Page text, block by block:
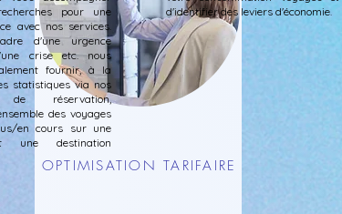
OPTIMISATION TARIFAIRE
pour une
avec nos services.
d'une urgence
crise etc. nous
fournir, à la
statistiques via nos
de réservation,
des voyages
en cours sur une
une destination
d'identifier des leviers d'économie.